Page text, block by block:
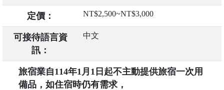
定價： NT$2,500~NT$3,000
可接待語言資
訊：
中文
旅宿業自114年1月1日起不主動提供旅宿一次用
備品，如住宿時仍有需求，